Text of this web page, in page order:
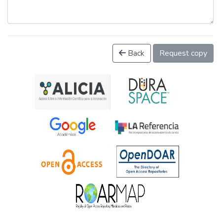
Back Request copy